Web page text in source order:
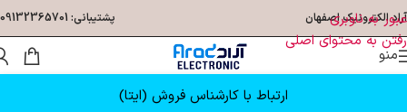
عبور به ناوبری
رفتن به محتوای اصلی
آراد الکترونیک اصفهان پشتیبانی: 09132365701
منو
ارتباط با کارشناس فروش (ایتا)